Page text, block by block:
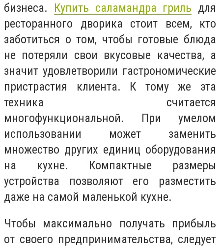
бизнеса. Купить саламандра гриль для
ресторанного дворика стоит всем, кто
заботиться о том, чтобы готовые блюда
не потеряли свои вкусовые качества, а
значит удовлетворили гастрономические
пристрастия клиента. К тому же эта
техника считается
многофункциональной. При умелом
использовании может заменить
множество других единиц оборудования
на кухне. Компактные размеры
устройства позволяют его разместить
даже на самой маленькой кухне.
Чтобы максимально получать прибыль
от своего предпринимательства, следует